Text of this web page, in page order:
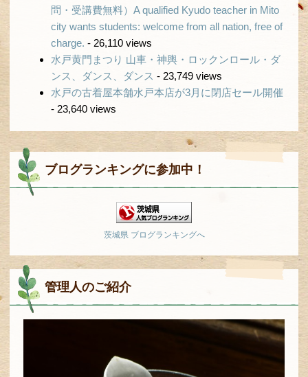
問・受講費無料）A qualified Kyudo teacher in Mito
city wants students: welcome from all nation, free of
charge. - 26,110 views
水戸黄門まつり 山車・神輿・ロックンロール・ダ
ンス、ダンス、ダンス - 23,749 views
水戸の古着屋本舗水戸本店が3月に閉店セール開催
- 23,640 views
ブログランキングに参加中！
茨城県 ブログランキングへ
管理人のご紹介